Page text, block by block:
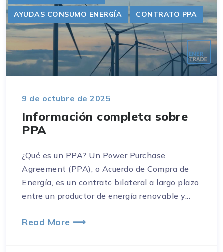
AYUDAS CONSUMO ENERGÍA CONTRATO PPA
9 de octubre de 2025
Información completa sobre
PPA
¿Qué es un PPA? Un Power Purchase
Agreement (PPA), o Acuerdo de Compra de
Energía, es un contrato bilateral a largo plazo
entre un productor de energía renovable y...
Read More ⟶